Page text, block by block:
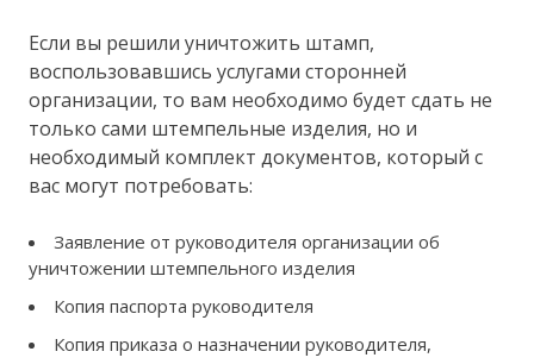
Если вы решили уничтожить штамп,
воспользовавшись услугами сторонней
организации, то вам необходимо будет сдать не
только сами штемпельные изделия, но и
необходимый комплект документов, который с
вас могут потребовать:
Заявление от руководителя организации об
уничтожении штемпельного изделия
Копия паспорта руководителя
Копия приказа о назначении руководителя,